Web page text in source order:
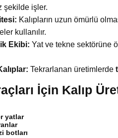
şekilde işler.
Kalıpların uzun ömürlü
kullanılır.
Ekibi: Yat ve tekne sektörüne
Tekrarlanan üretimlerde
İçin Kalıp
yatlar
botları